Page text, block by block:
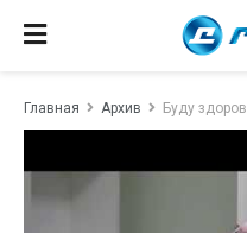
Главная Архив Буду здоров